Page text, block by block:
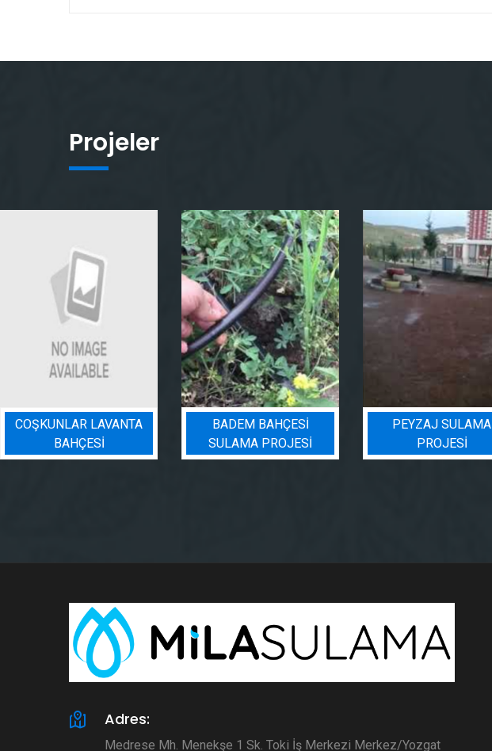
Projeler
COŞKUNLAR LAVANTA
BAHÇESİ
BADEM BAHÇESI
SULAMA PROJESI
PEYZAJ SULAMA
PROJESI
Adres:
Medrese Mh. Menekşe 1 Sk. Toki İş Merkezi Merkez/Yozgat